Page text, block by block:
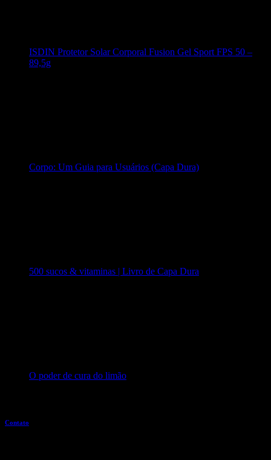
ISDIN Protetor Solar Corporal Fusion Gel Sport FPS 50 –
89,5g
Corpo: Um Guia para Usuários (Capa Dura)
500 sucos & vitaminas | Livro de Capa Dura
O poder de cura do limão
Contato